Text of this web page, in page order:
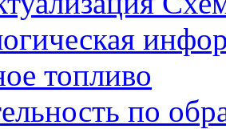
топливо
по